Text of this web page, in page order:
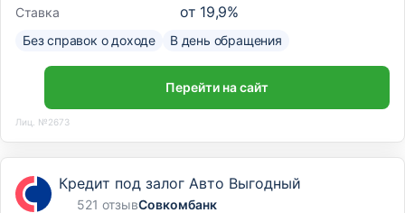
Ставка от 19,9%
Без справок о доходе В день обращения
Перейти на сайт
Лиц. №2673
Кредит под залог Авто Выгодный
521 отзывСовкомбанк